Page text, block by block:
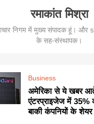
रमाकांत मिश्रा
निगम में मुख्य संपादक हूं।
के सह-संस्थापक।
Business
अमेरिका से ये खबर
एंटरप्राइजेज में 35%
बाकी कंपनियों के शेयर